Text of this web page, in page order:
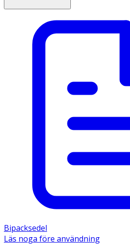
Bipacksedel
Läs noga före användning